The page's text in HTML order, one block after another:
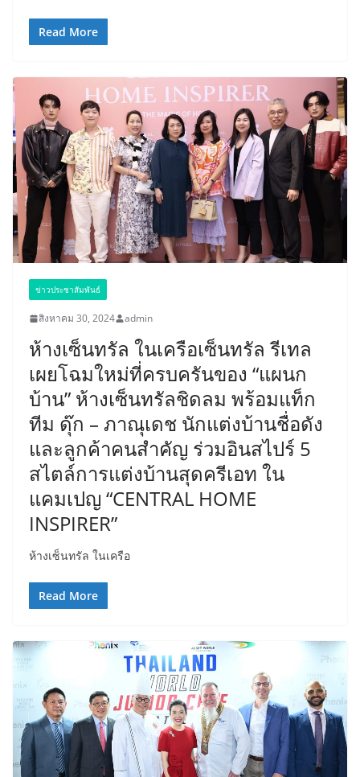
Read More
ข่าวประชาสัมพันธ์
สิงหาคม 30, 2024 admin
ห้างเซ็นทรัล ในเครือเซ็นทรัล รีเทล
เผยโฉมใหม่ที่ครบครันของ “แผนก
บ้าน” ห้างเซ็นทรัลชิดลม พร้อมแท็ก
ทีม ดุ๊ก – ภาณุเดช นักแต่งบ้านชื่อดัง
และลูกค้าคนสำคัญ ร่วมอินสไปร์ 5
สไตล์การแต่งบ้านสุดครีเอท ใน
แคมเปญ “CENTRAL HOME
INSPIRER”
ห้างเซ็นทรัล ในเครือ
Read More